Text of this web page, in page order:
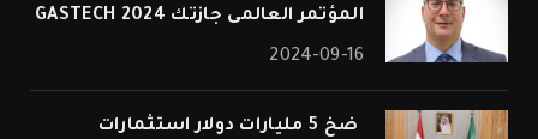
المؤتمر العالمى جازتك 2024 GASTECH
2024-09-16
⁠ ضخ 5 مليارات دولار استثمارات